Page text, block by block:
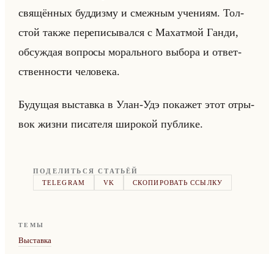
свя­щён­ных буд­диз­му и смеж­ным уче­ни­ям. Тол­
стой также пе­ре­пи­сы­вал­ся с Ма­хат­мой Ганди,
об­суж­дая во­про­сы мо­рально­го вы­бо­ра и от­вет­
ствен­но­сти че­ло­ве­ка.
Бу­ду­щая вы­став­ка в Улан-Удэ по­ка­жет этот от­ры­
вок жизни пи­са­те­ля ши­ро­кой пуб­ли­ке.
ПОДЕЛИТЬСЯ СТАТЬЁЙ
TELEGRAM
VK СКОПИРОВАТЬ ССЫЛКУ
ТЕМЫ
Выставка